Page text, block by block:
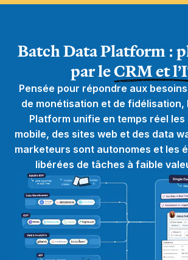
Batch Data Platform :
par leCRM et
Pensée pour répondre aux
de monétisation et de fidélisation,
Platform unifie en temps réel les
mobile, des sites web et des data
marketeurs sont autonomes et les
libérées de tâches à faible